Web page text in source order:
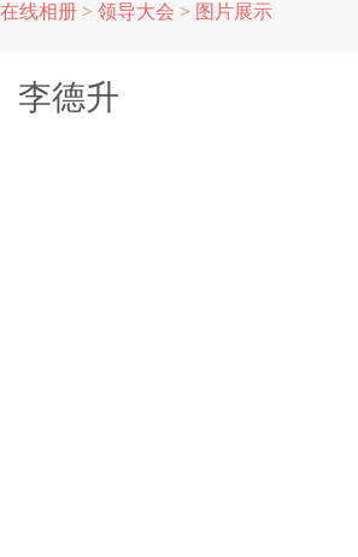
在线相册 > 领导大会 > 图片展示
李德升